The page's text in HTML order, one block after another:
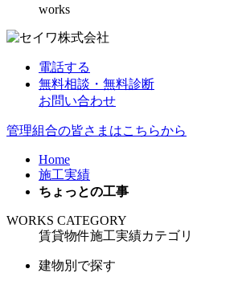
works
電話する
無料相談・無料診断
お問い合わせ
管理組合の皆さまはこちらから
Home
施工実績
ちょっとの工事
WORKS CATEGORY
賃貸物件施工実績カテゴリ
建物別で探す